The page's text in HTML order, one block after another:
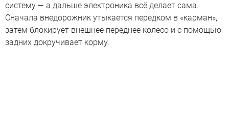
систему — а дальше электроника всё делает сама.
Сначала внедорожник утыкается передком в «карман»,
затем блокирует внешнее переднее колесо и с помощью
задних докручивает корму.